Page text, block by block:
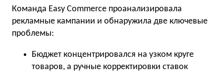
Команда Easy Commerce проанализировала
рекламные кампании и обнаружила две ключевые
проблемы:
Бюджет концентрировался на узком круге
товаров, а ручные корректировки ставок